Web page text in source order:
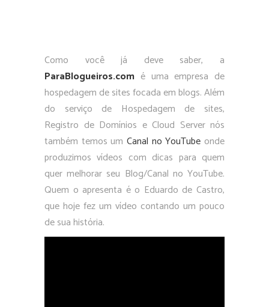
Como você já deve saber, a
ParaBlogueiros.com é uma empresa de
hospedagem de sites focada em blogs. Além
do serviço de Hospedagem de sites,
Registro de Domínios e Cloud Server nós
também temos um Canal no YouTube onde
produzimos vídeos com dicas para quem
quer melhorar seu Blog/Canal no YouTube.
Quem o apresenta é o Eduardo de Castro,
que hoje fez um vídeo contando um pouco
de sua história.